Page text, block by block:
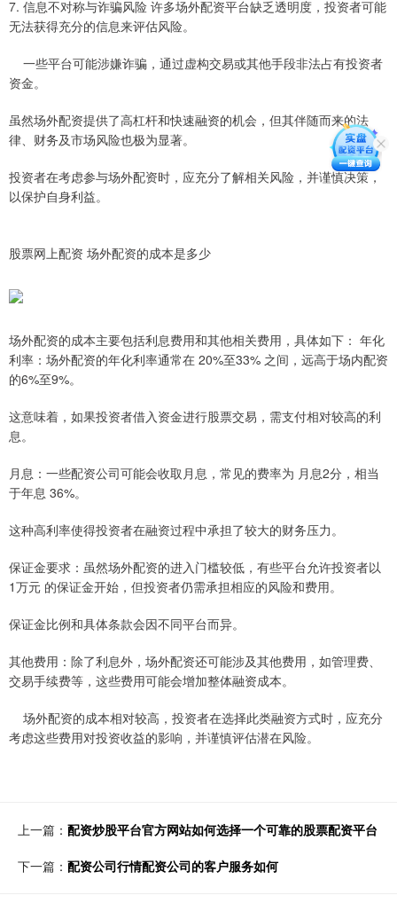
7. 信息不对称与诈骗风险 许多场外配资平台缺乏透明度，投资者可能
无法获得充分的信息来评估风险。
一些平台可能涉嫌诈骗，通过虚构交易或其他手段非法占有投资者
资金。
虽然场外配资提供了高杠杆和快速融资的机会，但其伴随而来的法
律、财务及市场风险也极为显著。
投资者在考虑参与场外配资时，应充分了解相关风险，并谨慎决策，
以保护自身利益。
股票网上配资 场外配资的成本是多少
场外配资的成本主要包括利息费用和其他相关费用，具体如下： 年化
利率：场外配资的年化利率通常在 20%至33% 之间，远高于场内配资
的6%至9%。
这意味着，如果投资者借入资金进行股票交易，需支付相对较高的利
息。
月息：一些配资公司可能会收取月息，常见的费率为 月息2分，相当
于年息 36%。
这种高利率使得投资者在融资过程中承担了较大的财务压力。
保证金要求：虽然场外配资的进入门槛较低，有些平台允许投资者以
1万元 的保证金开始，但投资者仍需承担相应的风险和费用。
保证金比例和具体条款会因不同平台而异。
其他费用：除了利息外，场外配资还可能涉及其他费用，如管理费、
交易手续费等，这些费用可能会增加整体融资成本。
场外配资的成本相对较高，投资者在选择此类融资方式时，应充分
考虑这些费用对投资收益的影响，并谨慎评估潜在风险。
上一篇： 配资炒股平台官方网站如何选择一个可靠的股票配资平台
下一篇： 配资公司行情配资公司的客户服务如何